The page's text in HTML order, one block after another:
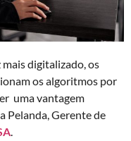
mais digitalizado, os
os algoritmos por
uma vantagem
Pelanda, Gerente de